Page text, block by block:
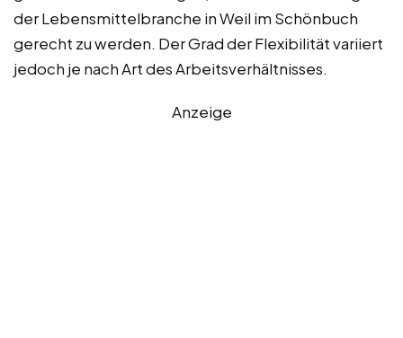
der Lebensmittelbranche in Weil im Schönbuch
gerecht zu werden. Der Grad der Flexibilität variiert
jedoch je nach Art des Arbeitsverhältnisses.
Anzeige